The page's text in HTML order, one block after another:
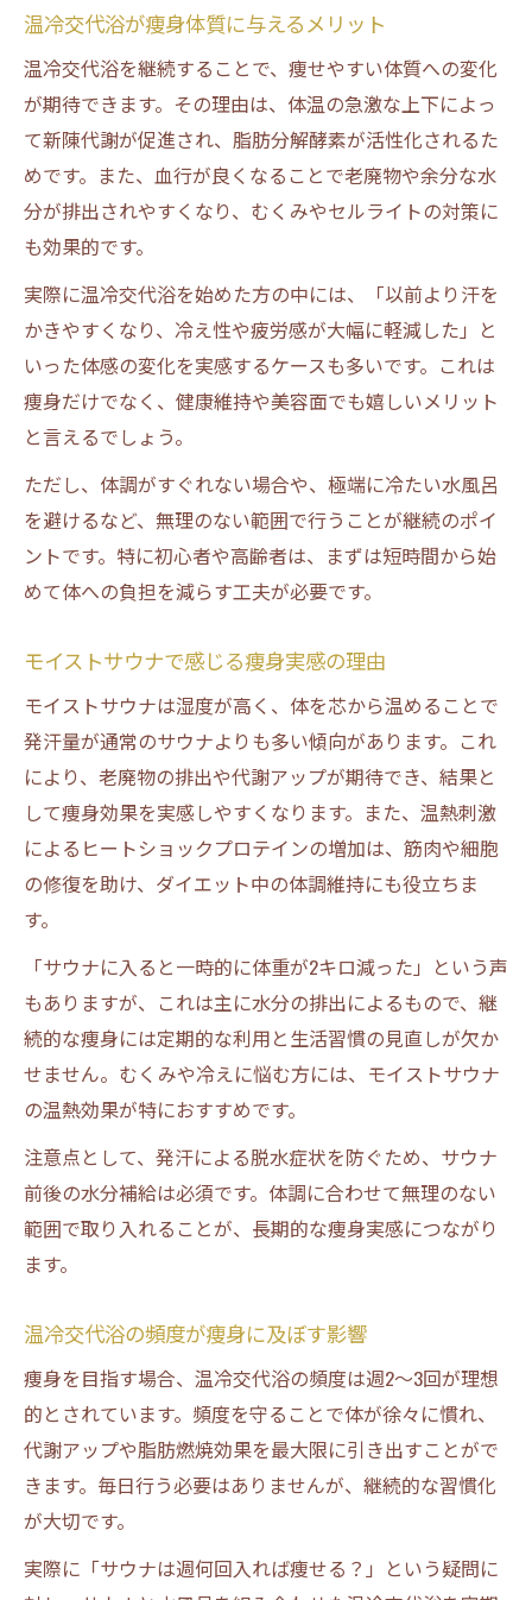
温冷交代浴が痩身体質に与えるメリット
温冷交代浴を継続することで、痩せやすい体質への変化
が期待できます。その理由は、体温の急激な上下によっ
て新陳代謝が促進され、脂肪分解酵素が活性化されるた
めです。また、血行が良くなることで老廃物や余分な水
分が排出されやすくなり、むくみやセルライトの対策に
も効果的です。
実際に温冷交代浴を始めた方の中には、「以前より汗を
かきやすくなり、冷え性や疲労感が大幅に軽減した」と
いった体感の変化を実感するケースも多いです。これは
痩身だけでなく、健康維持や美容面でも嬉しいメリット
と言えるでしょう。
ただし、体調がすぐれない場合や、極端に冷たい水風呂
を避けるなど、無理のない範囲で行うことが継続のポイ
ントです。特に初心者や高齢者は、まずは短時間から始
めて体への負担を減らす工夫が必要です。
モイストサウナで感じる痩身実感の理由
モイストサウナは湿度が高く、体を芯から温めることで
発汗量が通常のサウナよりも多い傾向があります。これ
により、老廃物の排出や代謝アップが期待でき、結果と
して痩身効果を実感しやすくなります。また、温熱刺激
によるヒートショックプロテインの増加は、筋肉や細胞
の修復を助け、ダイエット中の体調維持にも役立ちま
す。
「サウナに入ると一時的に体重が2キロ減った」という声
もありますが、これは主に水分の排出によるもので、継
続的な痩身には定期的な利用と生活習慣の見直しが欠か
せません。むくみや冷えに悩む方には、モイストサウナ
の温熱効果が特におすすめです。
注意点として、発汗による脱水症状を防ぐため、サウナ
前後の水分補給は必須です。体調に合わせて無理のない
範囲で取り入れることが、長期的な痩身実感につながり
ます。
温冷交代浴の頻度が痩身に及ぼす影響
痩身を目指す場合、温冷交代浴の頻度は週2〜3回が理想
的とされています。頻度を守ることで体が徐々に慣れ、
代謝アップや脂肪燃焼効果を最大限に引き出すことがで
きます。毎日行う必要はありませんが、継続的な習慣化
が大切です。
実際に「サウナは週何回入れば痩せる？」という疑問に